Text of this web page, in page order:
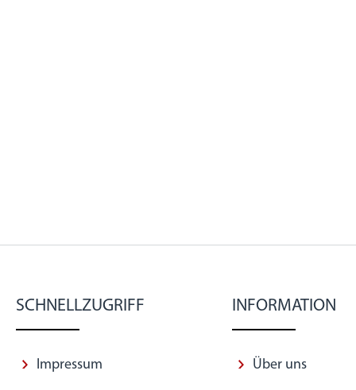
SCHNELLZUGRIFF
Impressum
INFORMATION
Über uns